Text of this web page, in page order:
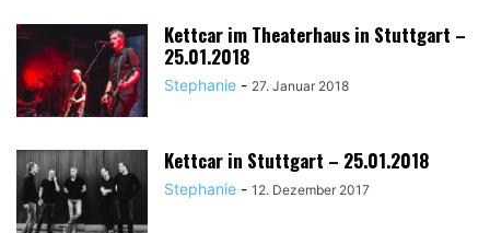
Kettcar im Theaterhaus in Stuttgart –
25.01.2018
Stephanie - 27. Januar 2018
Kettcar in Stuttgart – 25.01.2018
Stephanie - 12. Dezember 2017